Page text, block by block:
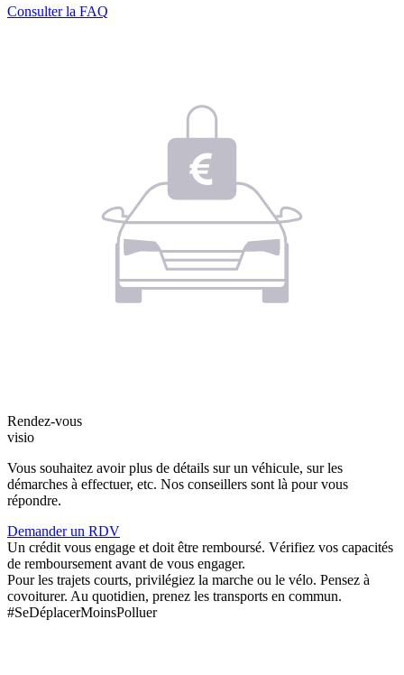
Consulter la FAQ
Rendez-vous
visio
Vous souhaitez avoir plus de détails sur un véhicule, sur les
démarches à effectuer, etc. Nos conseillers sont là pour vous
répondre.
Demander un RDV
Un crédit vous engage et doit être remboursé. Vérifiez vos capacités
de remboursement avant de vous engager.
Pour les trajets courts, privilégiez la marche ou le vélo. Pensez à
covoiturer. Au quotidien, prenez les transports en commun.
#SeDéplacerMoinsPolluer